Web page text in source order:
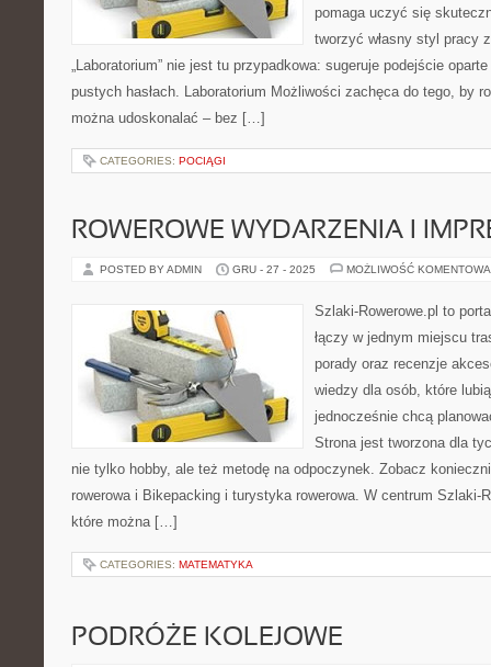
pomaga uczyć się
tworzyć własny styl pracy
„Laboratorium” nie jest tu przypadkowa: sugeruje podejście
pustych hasłach. Laboratorium Możliwości zachęca do tego, by
można udoskonalać – bez […]
CATEGORIES: POCIĄGI
ROWEROWE WYDARZENIA I
POSTED BY ADMIN GRU - 27 - 2025 MOŻLIWOŚĆ
Szlaki-Rowerowe.pl to
łączy w jednym miejscu
porady oraz recenzje
wiedzy dla osób, które
jednocześnie chcą
Strona jest tworzona dla
nie tylko hobby, ale też metodę na odpoczynek. Zobacz
rowerowa i Bikepacking i turystyka rowerowa. W centrum Szlaki-
które można […]
CATEGORIES: MATEMATYKA
PODRÓŻE KOLEJOWE